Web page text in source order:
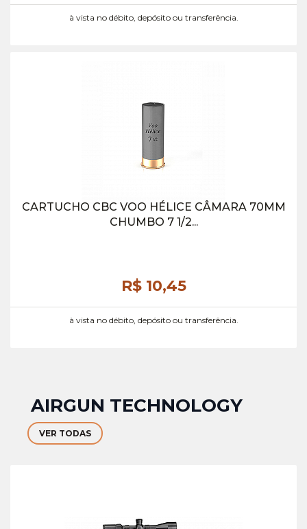
à vista no débito, depósito ou transferência.
CARTUCHO CBC VOO HÉLICE CÂMARA 70MM
CHUMBO 7 1/2...
R$ 10,45
à vista no débito, depósito ou transferência.
AIRGUN TECHNOLOGY
VER TODAS